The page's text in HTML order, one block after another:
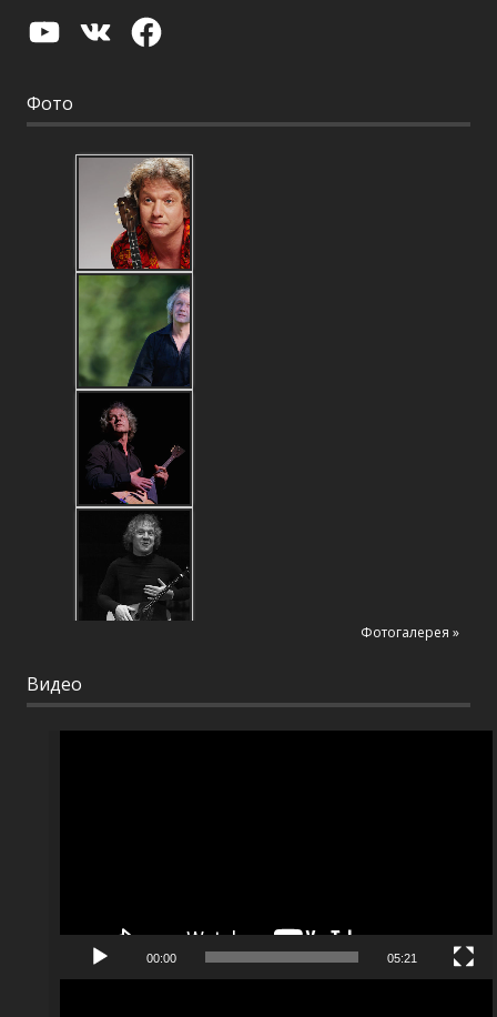
YouTube
VK Facebook
Фото
Фотогалерея »
Видео
00:00 05:21